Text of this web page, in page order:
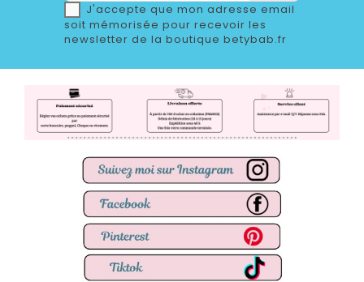
J'accepte que mon adresse email
soit mémorisée pour recevoir les
newsletter de la boutique betybab.fr